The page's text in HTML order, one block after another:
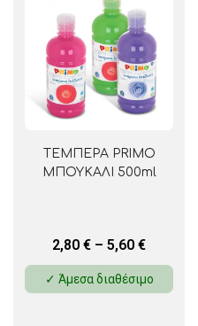
ΤΕΜΠΕΡΑ PRIMO
ΜΠΟΥΚΑΛΙ 500ml
2,80 € – 5,60 €
✓ Άμεσα διαθέσιμο